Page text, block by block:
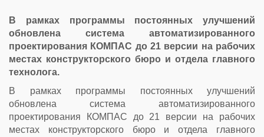
В рамках программы постоянных улучшений
обновлена система автоматизированного
проектирования КОМПАС до 21 версии на рабочих
местах конструкторского бюро и отдела главного
технолога.
В рамках программы постоянных улучшений
обновлена система автоматизированного
проектирования КОМПАС до 21 версии на рабочих
местах конструкторского бюро и отдела главного